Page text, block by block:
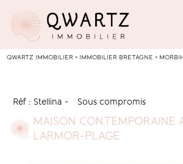
QWARTZ IMMOBILIER > IMMOBILIER BRETAGNE >
Réf : Stellina - Sous compromis
MAISON CONTEMPORAINE
LARMOR-PLAGE